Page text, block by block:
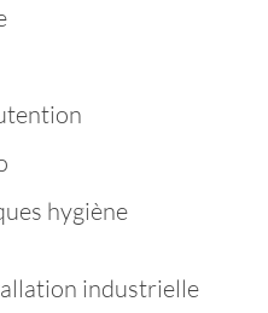
hygiène
industrielle